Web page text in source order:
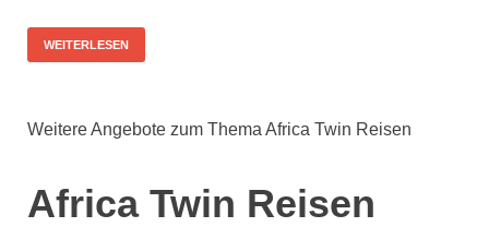
WEITERLESEN
Weitere Angebote zum Thema Africa Twin Reisen
Africa Twin Reisen